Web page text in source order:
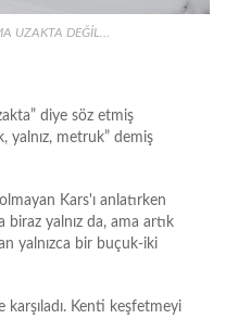
UZAKTA DEĞİL…
diye söz etmiş
yalnız, metruk” demiş
Kars'ı anlatırken
biraz yalnız da, ama artık
yalnızca bir buçuk-iki
karşıladı. Kenti keşfetmeyi